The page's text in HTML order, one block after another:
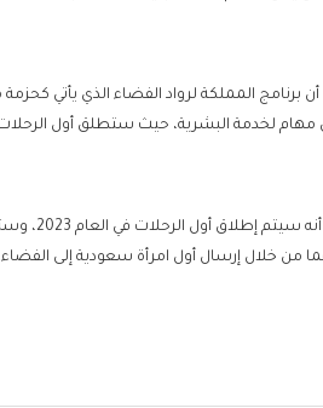
البشرية، حيث ستطلق أول الرحلات في العام 2023 وسيضم أول طاقم رائدة
وأوضحت
من خلال إرسال أول امرأة سعودية إلى الفضاء.